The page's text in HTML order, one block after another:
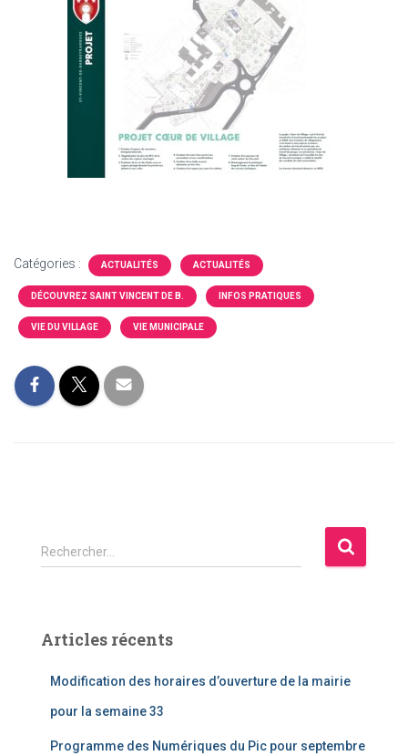
Catégories : ACTUALITÉS ACTUALITÉS
DÉCOUVREZ SAINT VINCENT DE B. INFOS PRATIQUES
VIE DU VILLAGE VIE MUNICIPALE
R
e
r
Rechercher…
Articles récents
Modification des horaires d’ouverture de la mairie
pour la semaine 33
Programme des Numériques du Pic pour septembre